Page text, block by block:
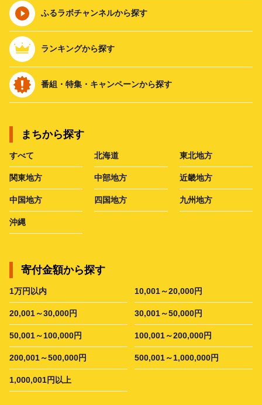
ふるラボチャンネルから探す
ランキングから探す
番組・特集・キャンペーンから探す
まちから探す
すべて 北海道 東北地方
関東地方 中部地方 近畿地方
中国地方 四国地方 九州地方
沖縄
寄付金額から探す
1万円以内 10,001～20,000円
20,001～30,000円 30,001～50,000円
50,001～100,000円 100,001～200,000円
200,001～500,000円 500,001～1,000,000円
1,000,001円以上